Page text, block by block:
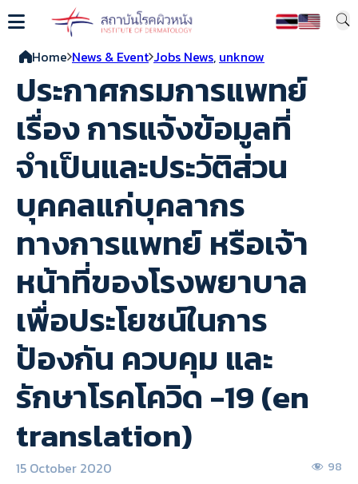
Home News & Event Jobs News, unknow
ประกาศกรมการแพทย์
เรื่อง การแจ้งข้อมูลที่
จำเป็นและประวัติส่วน
บุคคลแก่บุคลากร
ทางการแพทย์ หรือเจ้า
หน้าที่ของโรงพยาบาล
เพื่อประโยชน์ในการ
ป้องกัน ควบคุม และ
รักษาโรคโควิด -19 (en
translation)
15 October 2020 98